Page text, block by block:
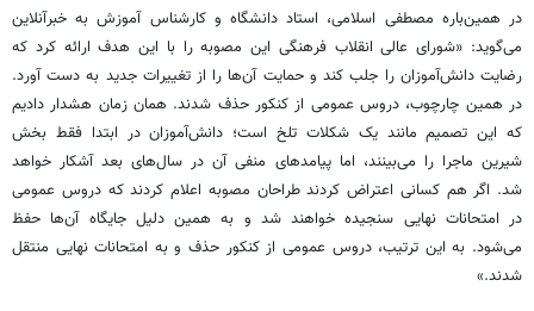
در همین‌باره مصطفی اسلامی، استاد دانشگاه و کارشناس آموزش به خبرآنلاین
می‌گوید: «شورای عالی انقلاب فرهنگی این مصوبه را با این هدف ارائه کرد که
رضایت دانش‌آموزان را جلب کند و حمایت آن‌ها را از تغییرات جدید به دست آورد.
در همین چارچوب، دروس عمومی از کنکور حذف شدند. همان زمان هشدار دادیم
که این تصمیم مانند یک شکلات تلخ است؛ دانش‌آموزان در ابتدا فقط بخش
شیرین ماجرا را می‌بینند، اما پیامدهای منفی آن در سال‌های بعد آشکار خواهد
شد. اگر هم کسانی اعتراض کردند طراحان مصوبه اعلام کردند که دروس عمومی
در امتحانات نهایی سنجیده خواهند شد و به همین دلیل جایگاه آن‌ها حفظ
می‌شود. به این ترتیب، دروس عمومی از کنکور حذف و به امتحانات نهایی منتقل
شدند.»